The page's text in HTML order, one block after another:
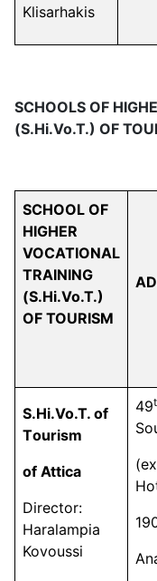
Klisarhakis
SCHOOLS OF
(S.Hi.Vo.T.) OF
SCHOOL OF
HIGHER
VOCATIONAL
TRAINING
(S.Hi.Vo.T.)
OF TOURISM
S.Hi.Vo.T. of
Τourism
of Attica
Director:
Haralampia
Kovoussi
49